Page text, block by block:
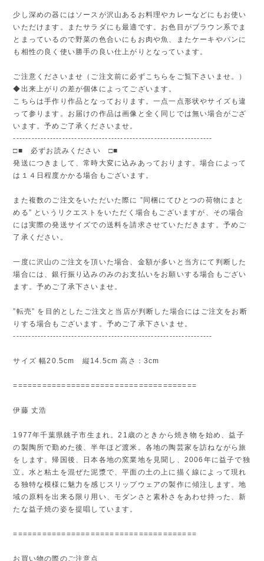
少し深めの器にはソースが沢山あるお料理やカレーなどにもお使い
いただけます。またサラダにも最適です。お色目がブラウン系でま
とまっているので野菜の色合いにもお肉や魚、またケーキやパンに
も相性の良く使い勝手の良い仕上がりとなっています。
ご注意くださいませ（ご注文前に必ずこちらをご覧下さいませ。）
◆出来上がりの差が個体によってございます。
こちらは手作り作品となっております。一点一点形状やサイズも違
って参ります。お届けの作品は画像と全く同じでは無い場合がござ
います。予めご了承くださいませ。
-----------------------------------------------------------------
□■ 必ずお読みください □■
発送につきまして、常時大変に込みあっております。場合によって
は１４日程度かかる場合もございます。
また複数のご注文をいただいた際に ”同梱にてひとつの荷物にまと
める” というリクエストをいただく場合もございますが、その場合
には実際の発送サイズでの送料を請求させていただきます。予めご
了承ください。
一度に沢山のご注文を頂いた場合、金額が多いと当方にて判断した
場合には、銀行振り込みのみのお支払いをお願いする場合もござい
ます。予めご了承下さいませ。
”転売” を目的としたご注文と当店が判断した場合にはご注文をお断
りする場合もございます。予めご了承下さいませ。
-----------------------------------------------------------------
サイズ 幅20.5cm 縦14.5cm 高さ：3cm
======================================
伊藤 丈浩
1977年千葉県銚子市生まれ。21歳のときから焼き物を始め、益子
の製陶所で勤めた後、半年ほど渡米。各地の陶芸家を訪ねながら旅
をします。帰国後、日本各地の窯業地を見聞し、2006年に益子で独
立。水と粘土を混ぜた泥漿で、平面の土の上に描く線によって現れ
る独特な模様に魅力を感じスリップウェアの製作に傾注します。地
域の原料を出来る限り用い、モダンさと素朴さをあわせ持った、新
たな益子焼の姿を提唱しています。
======================================
お買い物の際のご注意点